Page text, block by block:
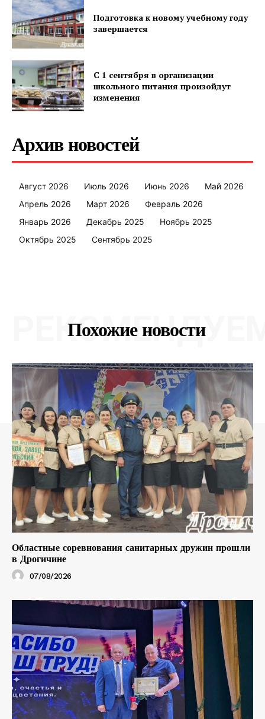
Подготовка к новому учебному году
завершается
С 1 сентября в организации
школьного питания произойдут
изменения
Архив новостей
Август 2026 Июль 2026 Июнь 2026
Май 2026
Апрель 2026
Март 2026
Февраль 2026
Январь 2026
Декабрь 2025
Ноябрь 2025
Октябрь 2025
Сентябрь 2025
Похожие новости
Областные соревнования санитарных дружин прошли
в Дрогичине
07/08/2026